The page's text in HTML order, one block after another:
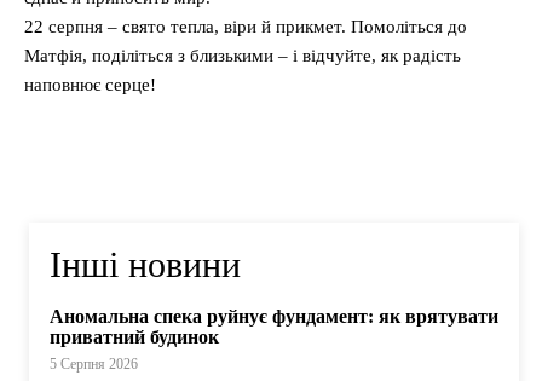
22 серпня – свято тепла, віри й прикмет. Помоліться до
Матфія, поділіться з близькими – і відчуйте, як радість
наповнює серце!
Інші новини
Аномальна спека руйнує фундамент: як врятувати
приватний будинок
5 Серпня 2026